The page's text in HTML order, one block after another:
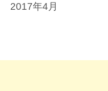
2017年4月